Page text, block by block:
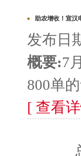
助农增收！宣汉
发布日
概要:7
800单
[ 查看